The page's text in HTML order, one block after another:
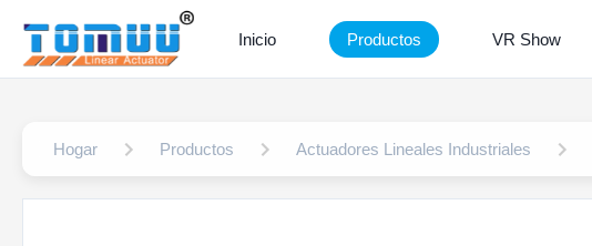
Inicio Productos VR Show
Hogar Productos Actuadores Lineales Industriales